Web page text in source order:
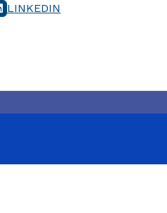
LINKEDIN